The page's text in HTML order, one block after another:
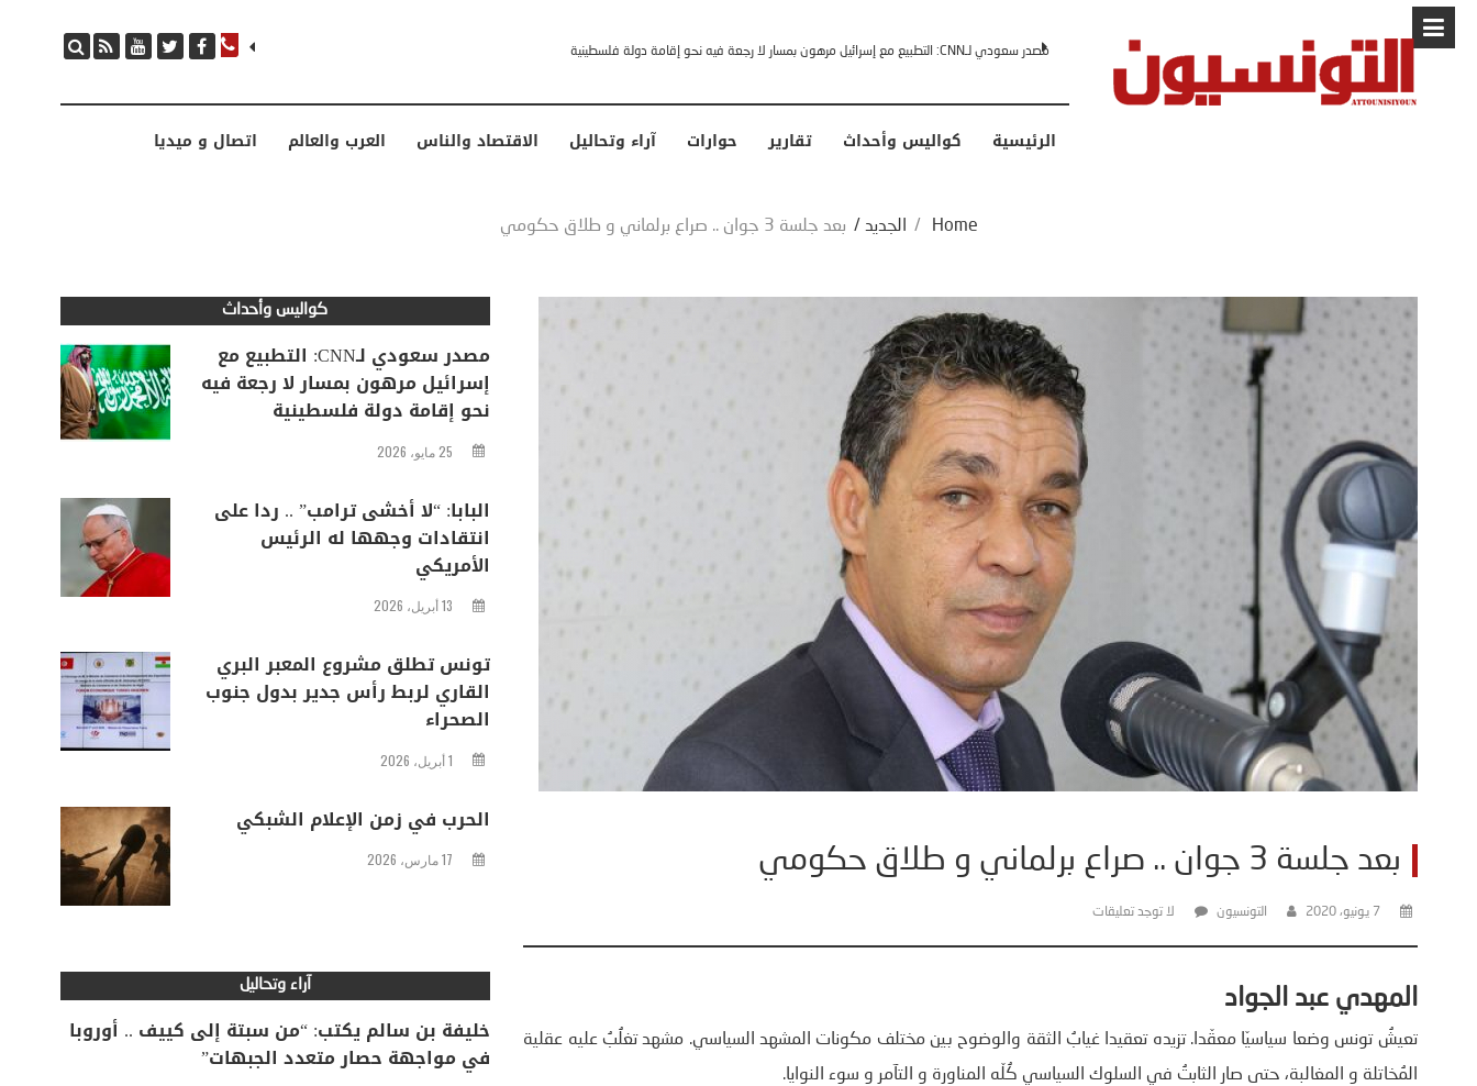
مصدر سعودي لـCNN: التطبيع مع إسرائيل مرهون بمسار لا رجعة فيه نحو إقامة دولة فلسطينية البابا: “لا أخشى ترامب” .. ردا على انتقادات وجهها له الرئيس الأمريكي
الرئيسية كواليس وأحداث تقارير حوارات آراء وتحاليل الاقتصاد والناس العرب والعالم اتصال و ميديا
Home
/ الجديد / بعد جلسة 3 جوان .. صراع برلماني و طلاق حكومي
بعد جلسة 3 جوان .. صراع برلماني و طلاق حكومي
7 يونيو، 2020 التونسيون لا توجد تعليقات
المهدي عبد الجواد
تعيشُ تونس وضعا سياسيّا معقّدا. تزيده تعقيدا غيابُ الثقة والوضوح بين مختلف مكونات المشهد السياسي. مشهد تغلُبُ عليه عقلية
المُخاتلة و المغالبة، حتى صار الثابتُ في السلوك السياسي كُلّه المناورة و التآمر و سوء النوايا.
كواليس وأحداث
مصدر سعودي لـCNN: التطبيع مع
إسرائيل مرهون بمسار لا رجعة فيه
نحو إقامة دولة فلسطينية
25 مايو، 2026
البابا: “لا أخشى ترامب” .. ردا على
انتقادات وجهها له الرئيس
الأمريكي
13 أبريل، 2026
تونس تطلق مشروع المعبر البري
القاري لربط رأس جدير بدول جنوب
الصحراء
1 أبريل، 2026
الحرب في زمن الإعلام الشبكي
17 مارس، 2026
آراء وتحاليل
خليفة بن سالم يكتب: “من سبتة إلى كييف .. أوروبا
في مواجهة حصار متعدد الجبهات”